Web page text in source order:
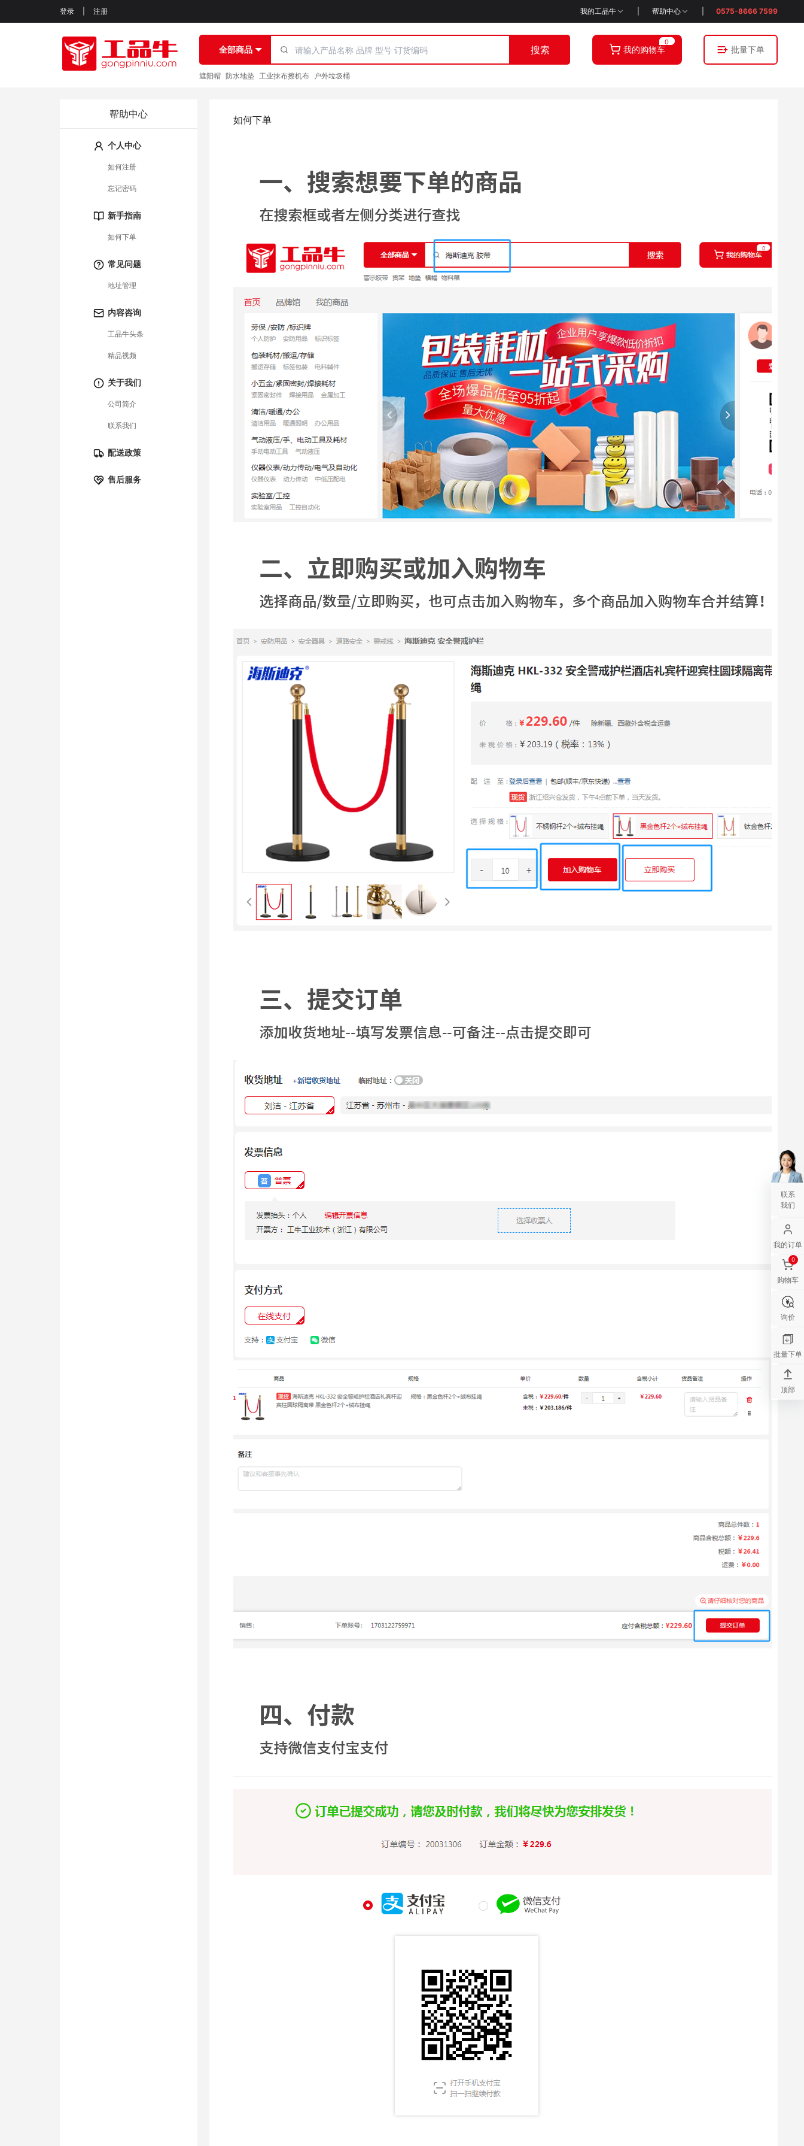
登录 注册 我的工品牛 帮助中心 0575-8666 7599
全部商品 搜索
遮阳帽 防水地垫 工业抹布擦机布 户外垃圾桶
我的购物车
0
批量下单
帮助中心
个人中心
如何注册
忘记密码
新手指南
如何下单
常见问题
地址管理
内容咨询
工品牛头条
精品视频
关于我们
公司简介
联系我们
配送政策
售后服务
如何下单
联系
我们
我的订单
购物车
0
询价
批量下单
顶部